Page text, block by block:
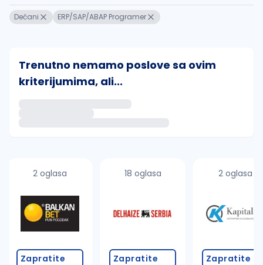
Dečani ERP/SAP/ABAP Programer
Trenutno nemamo poslove sa ovim
kriterijumima, ali...
Takođe možete da:
proverite pravopisne greške (koristite č, ć, š, đ,
promenite odabrane filtere pretrage
2 oglasa
Zapratite
18 oglasa
Zapratite
2 oglasa
Zapratite